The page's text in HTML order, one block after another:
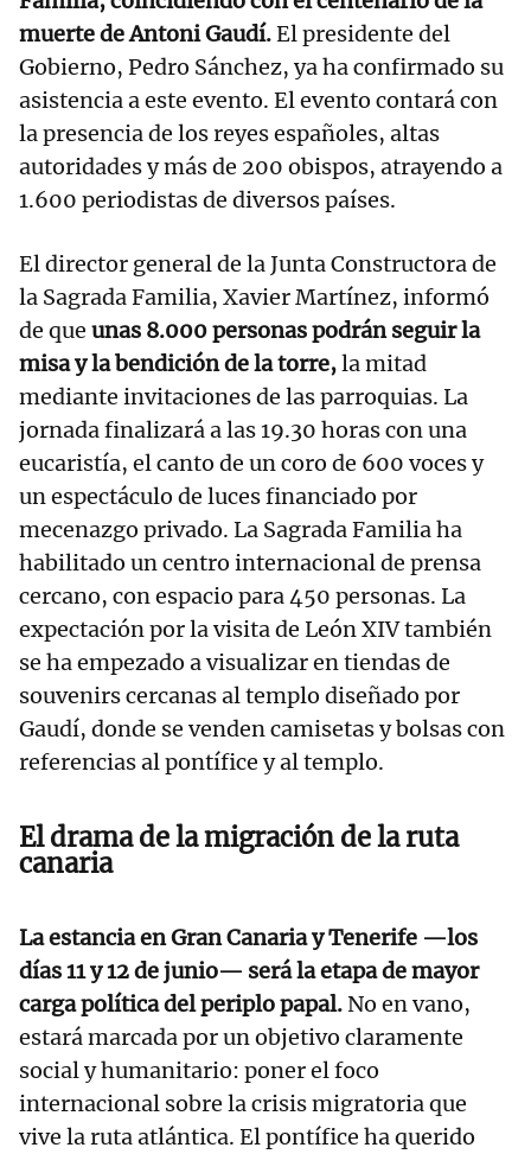
muerte de Antoni Gaudí.El presidente del
Gobierno, Pedro Sánchez, ya ha confirmado su
asistencia a este evento. El evento contará con
la presencia de los reyes españoles, altas
autoridades y más de 200 obispos, atrayendo a
1.600 periodistas de diversos países.
El director general de la Junta Constructora de
la Sagrada Familia, Xavier Martínez, informó
de que unas 8.000 personas podrán seguir la
misa y la bendición de la torre,la mitad
mediante invitaciones de las parroquias. La
jornada finalizará a las 19.30 horas con una
eucaristía, el canto de un coro de 600 voces y
un espectáculo de luces financiado por
mecenazgo privado. La Sagrada Familia ha
habilitado un centro internacional de prensa
cercano, con espacio para 450 personas. La
expectación por la visita de León XIV también
se ha empezado a visualizar en tiendas de
souvenirs cercanas al templo diseñado por
Gaudí, donde se venden camisetas y bolsas con
referencias al pontífice y al templo.
El drama de la migración de la ruta
canaria
La estancia en Gran Canaria y Tenerife —los
días 11 y 12 de junio— será la etapa de mayor
carga política del periplo papal. No en vano,
estará marcada por un objetivo claramente
social y humanitario: poner el foco
internacional sobre la crisis migratoria que
vive la ruta atlántica. El pontífice ha querido